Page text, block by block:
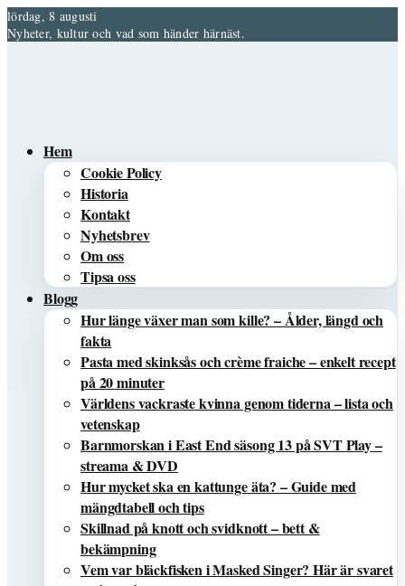
lördag, 8 augusti
Nyheter, kultur och vad som händer härnäst.
Hem
Cookie Policy
Historia
Kontakt
Nyhetsbrev
Om oss
Tipsa oss
Blogg
Hur länge växer man som kille? – Ålder, längd och
fakta
Pasta med skinksås och crème fraiche – enkelt recept
på 20 minuter
Världens vackraste kvinna genom tiderna – lista och
vetenskap
Barnmorskan i East End säsong 13 på SVT Play –
streama & DVD
Hur mycket ska en kattunge äta? – Guide med
mängdtabell och tips
Skillnad på knott och svidknott – bett &
bekämpning
Vem var bläckfisken i Masked Singer? Här är svaret